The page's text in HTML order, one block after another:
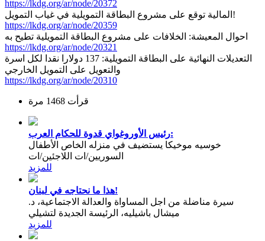
https://lkdg.org/ar/node/20372
المالية توقع على مشروع البطاقة التمويلية في غياب التمويل!
https://lkdg.org/ar/node/20359
احوال المعيشة: الخلافات على مشروع البطاقة التمويلية تطيح به
https://lkdg.org/ar/node/20321
التعديلات النهائية على البطاقة التمويلية: 137 دولارا نقدا لكل اسرة
والتعويل على التمويل الخارجي
https://lkdg.org/ar/node/20310
قرأت 1468 مرة
رئيس الأوروغواي قدوة للحكام العرب:
خوسيه موخيكا يستضيف في منزله الخاص الأطفال
السوريين/ات اللاجئين/ات
للمزيد
هذا ما نحتاجه في لبنان!
سيرة مناضلة من اجل المساواة والعدالة الاجتماعية، د.
ميشال باشيليه، الرئيسة الجديدة لتشيلي
للمزيد